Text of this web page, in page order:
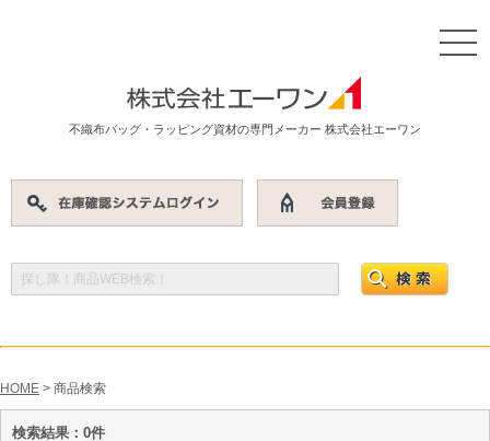
不織布バッグ・ラッピング資材の専門メーカー 株式会社エーワン
HOME > 商品検索
検索結果：0件